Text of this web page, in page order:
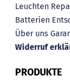
Leuchten
Batterien
Über uns
Widerruf
PRODUKTE